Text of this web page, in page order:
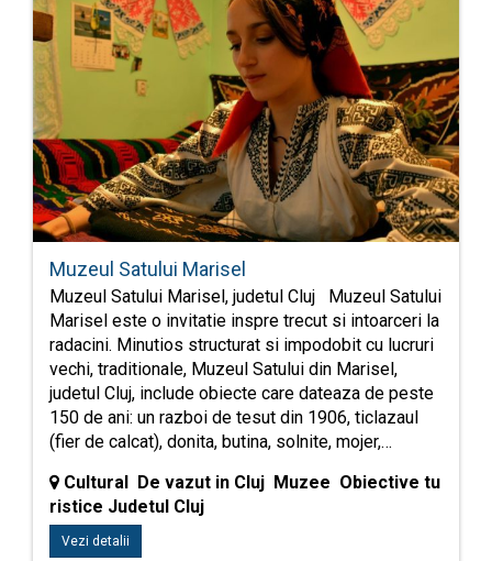
Muzeul Satului Marisel
Muzeul Satului Marisel, judetul Cluj Muzeul Satului
Marisel este o invitatie inspre trecut si intoarceri la
radacini. Minutios structurat si impodobit cu lucruri
vechi, traditionale, Muzeul Satului din Marisel,
judetul Cluj, include obiecte care dateaza de peste
150 de ani: un razboi de tesut din 1906, ticlazaul
(fier de calcat), donita, butina, solnite, mojer,…
Cultural De vazut in Cluj Muzee Obiective tu
ristice Judetul Cluj
Vezi detalii